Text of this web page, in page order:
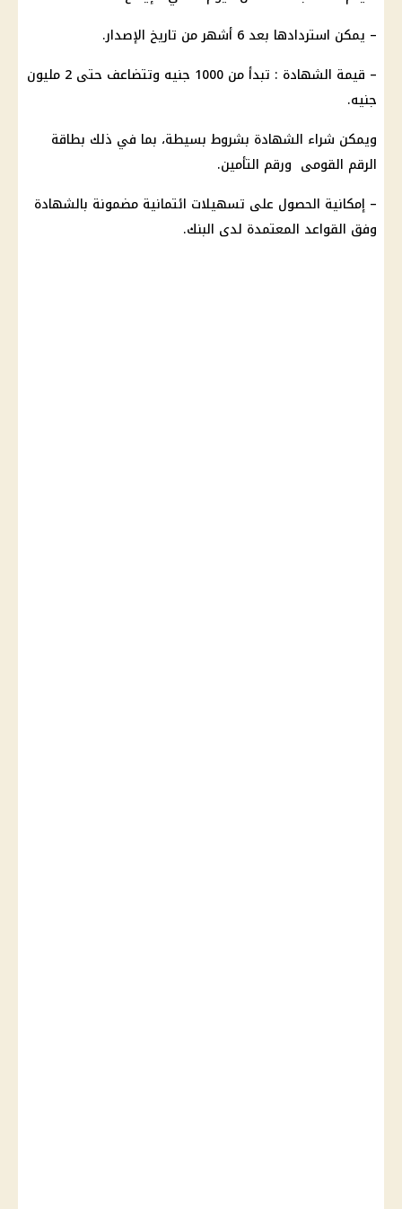
– يمكن استردادها بعد 6 أشهر من تاريخ الإصدار.
– قيمة الشهادة
: تبدأ من 1000 جنيه وتتضاعف حتى 2 مليون
جنيه.
ويمكن شراء الشهادة بشروط بسيطة، بما في ذلك بطاقة
الرقم القومى ورقم التأمين.
– إمكانية الحصول على تسهيلات ائتمانية مضمونة بالشهادة
وفق القواعد المعتمدة لدى البنك.